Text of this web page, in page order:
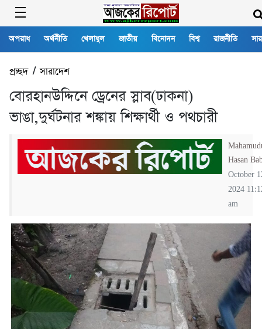
অপরাধ অর্থনীতি খেলাধুল জাতীয় বিনোদন বিশ্ব রাজনীতি
প্রচ্ছদ/সারাদেশ
বোরহানউদ্দিনে ড্রেনের স্লাব(ঢাকনা)
ভাঙা,দুর্ঘটনার শঙ্কায় শিক্ষার্থী ও পথচারী
Hasan
October
2024
am